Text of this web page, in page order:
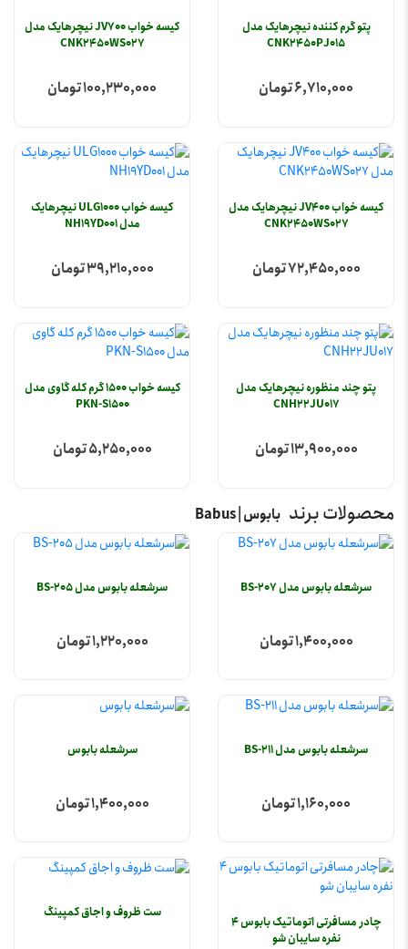
پتو گرم کننده نیچرهایک مدل
CNK2450PJ015
6,710,000 تومان
کیسه خواب JV700 نیچرهایک مدل
CNK2450WS027
100,230,000 تومان
کیسه خواب JV400 نیچرهایک مدل
CNK2450WS027
72,450,000 تومان
کیسه خواب ULG1000 نیچرهایک
مدل NH19YD001
39,210,000 تومان
پتو چند منظوره نیچرهایک مدل
CNH22JU017
13,900,000 تومان
کیسه خواب 1500 گرم کله گاوی مدل
PKN-S1500
5,250,000 تومان
محصولات برند بابوس | Babus
سرشعله بابوس مدل BS-207
1,400,000 تومان
سرشعله بابوس مدل BS-205
1,220,000 تومان
سرشعله بابوس مدل BS-211
1,160,000 تومان
سرشعله بابوس
1,400,000 تومان
چادر مسافرتی اتوماتیک بابوس 4
نفره سایبان شو
ست ظروف و اجاق کمپینگ